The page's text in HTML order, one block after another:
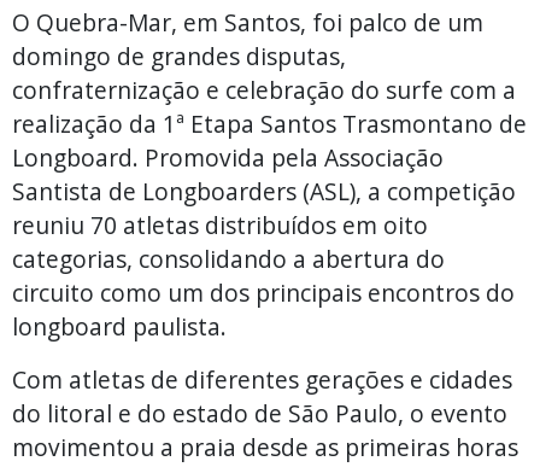
O Quebra-Mar, em Santos, foi palco de um
domingo de grandes disputas,
confraternização e celebração do surfe com a
realização da 1ª Etapa Santos Trasmontano de
Longboard. Promovida pela Associação
Santista de Longboarders (ASL), a competição
reuniu 70 atletas distribuídos em oito
categorias, consolidando a abertura do
circuito como um dos principais encontros do
longboard paulista.
Com atletas de diferentes gerações e cidades
do litoral e do estado de São Paulo, o evento
movimentou a praia desde as primeiras horas